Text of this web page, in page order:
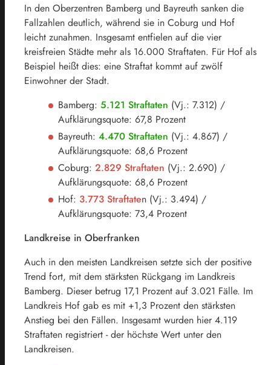
In den Oberzentren Bamberg und Bayreuth sanken die
Fallzahlen deutlich, während sie in Coburg und Hof
leicht zunahmen. Insgesamt entfielen auf die vier
kreisfreien Städte mehr als 16.000 Straftaten. Für Hof als
Beispiel heißt dies: eine Straftat kommt auf zwölf
Einwohner der Stadt.
Bamberg: 5.121 Straftaten (Vj.: 7.312) /
Aufklärungsquote: 67,8 Prozent
Bayreuth: 4.470 Straftaten (Vj.: 4.867) /
Aufklärungsquote: 68,6 Prozent
Coburg: 2.829 Straftaten (Vj.: 2.690) /
Aufklärungsquote: 68,6 Prozent
Hof: 3.773 Straftaten (Vj.: 3.494) /
Aufklärungsquote: 73,4 Prozent
Landkreise in Oberfranken
Auch in den meisten Landkreisen setzte sich der positive
Trend fort, mit dem stärksten Rückgang im Landkreis
Bamberg. Dieser betrug 17,1 Prozent auf 3.021 Fälle. Im
Landkreis Hof gab es mit +1,3 Prozent den stärksten
Anstieg bei den Fällen. Insgesamt wurden hier 4.119
Straftaten registriert - der höchste Wert unter den
Landkreisen.